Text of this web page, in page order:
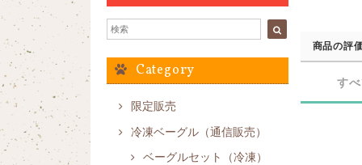
Category
限定販売
冷凍ベーグル（通信販売）
ベーグルセット（冷凍）
商品の評
す